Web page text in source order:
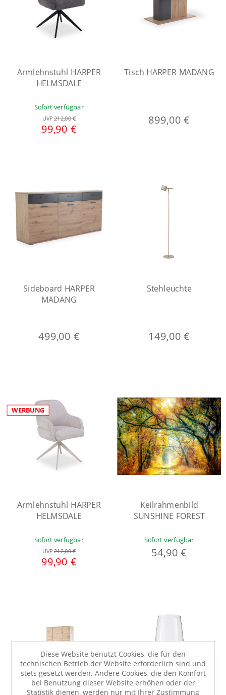
Armlehnstuhl HARPER
HELMSDALE
Sofort verfügbar
UVP212,00 €
99,90 €
Stehleuchte
149,00 €
WERBUNG
Armlehnstuhl HARPER
HELMSDALE
Sofort verfügbar
UVP212,00 €
99,90 €
Keilrahmenbild
SUNSHINE FOREST
Sofort verfügbar
54,90 €
Sideboard HARPER
MADANG
499,00 €
Tisch HARPER MADANG
899,00 €
Diese Website benutzt Cookies, die für den
technischen Betrieb der Website erforderlich sind und
stets gesetzt werden. Andere Cookies, die den Komfort
bei Benutzung dieser Website erhöhen oder der
Statistik dienen, werden nur mit Ihrer Zustimmung